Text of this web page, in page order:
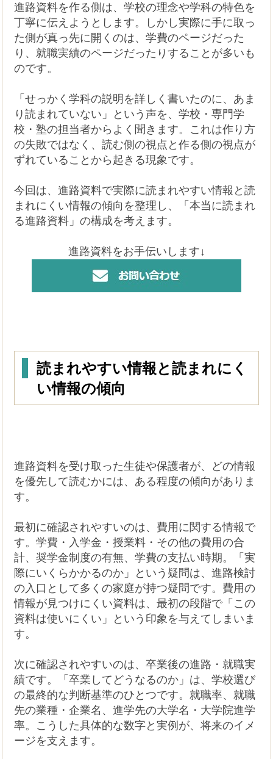
進路資料を作る側は、学校の理念や学科の特色を
丁寧に伝えようとします。しかし実際に手に取っ
た側が真っ先に開くのは、学費のページだった
り、就職実績のページだったりすることが多いも
のです。
「せっかく学科の説明を詳しく書いたのに、あま
り読まれていない」という声を、学校・専門学
校・塾の担当者からよく聞きます。これは作り方
の失敗ではなく、読む側の視点と作る側の視点が
ずれていることから起きる現象です。
今回は、進路資料で実際に読まれやすい情報と読
まれにくい情報の傾向を整理し、「本当に読まれ
る進路資料」の構成を考えます。
進路資料をお手伝いします↓
読まれやすい情報と読まれにく
い情報の傾向
進路資料を受け取った生徒や保護者が、どの情報
を優先して読むかには、ある程度の傾向がありま
す。
最初に確認されやすいのは、費用に関する情報で
す。学費・入学金・授業料・その他の費用の合
計、奨学金制度の有無、学費の支払い時期。「実
際にいくらかかるのか」という疑問は、進路検討
の入口として多くの家庭が持つ疑問です。費用の
情報が見つけにくい資料は、最初の段階で「この
資料は使いにくい」という印象を与えてしまいま
す。
次に確認されやすいのは、卒業後の進路・就職実
績です。「卒業してどうなるのか」は、学校選び
の最終的な判断基準のひとつです。就職率、就職
先の業種・企業名、進学先の大学名・大学院進学
率。こうした具体的な数字と実例が、将来のイメ
ージを支えます。